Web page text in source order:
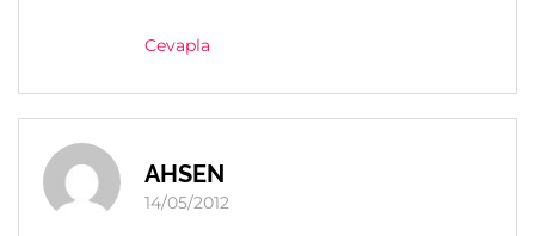
Cevapla
AHSEN
14/05/2012